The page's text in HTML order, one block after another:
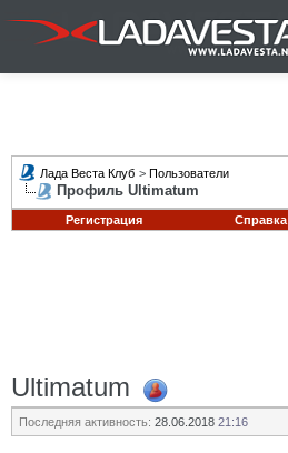
Лада Веста Клуб > Пользователи
Профиль Ultimatum
Регистрация Справка
Ultimatum
Последняя активность: 28.06.2018 21:16